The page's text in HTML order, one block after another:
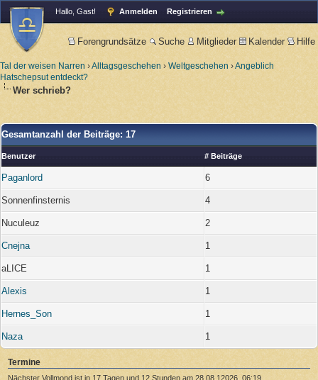
Hallo, Gast! Anmelden Registrieren
Forengrundsätze Suche Mitglieder Kalender Hilfe
Tal der weisen Narren ›Alltagsgeschehen › Weltgeschehen ›Angeblich
Hatschepsut entdeckt?
Wer schrieb?
Gesamtanzahl der Beiträge: 17
Benutzer # Beiträge
Paganlord 6
Sonnenfinsternis 4
Nuculeuz 2
Cnejna 1
aLICE 1
Alexis 1
Hernes_Son 1
Naza 1
Termine
Nächster Vollmond ist in 17 Tagen und 12 Stunden am 28.08.12026, 06:19